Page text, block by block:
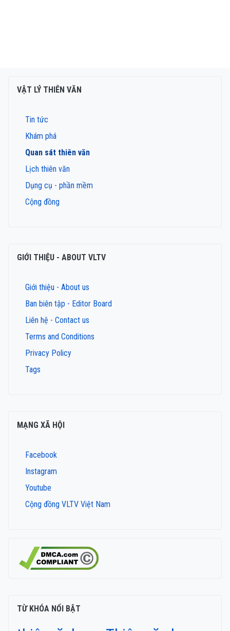
VẬT LÝ THIÊN VĂN
Tin tức
Khám phá
Quan sát thiên văn
Lịch thiên văn
Dụng cụ - phần mềm
Cộng đồng
GIỚI THIỆU - ABOUT VLTV
Giới thiệu - About us
Ban biên tập - Editor Board
Liên hệ - Contact us
Terms and Conditions
Privacy Policy
Tags
MẠNG XÃ HỘI
Facebook
Instagram
Youtube
Cộng đồng VLTV Việt Nam
TỪ KHÓA NỔI BẬT